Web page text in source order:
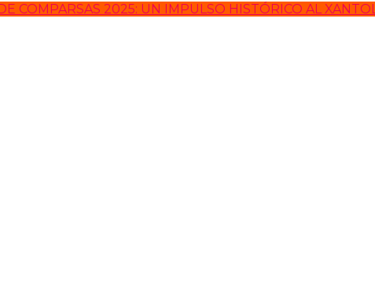
COMPARSAS 2025: UN IMPULSO HISTÓRICO AL